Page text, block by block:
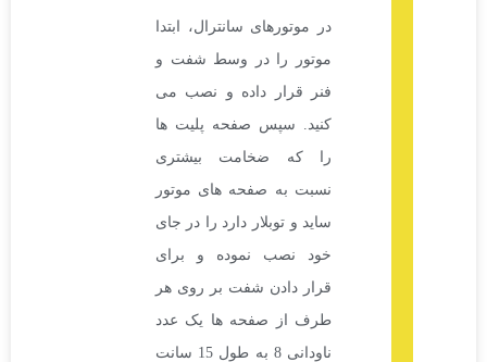
در موتورهای سانترال، ابتدا
موتور را در وسط شفت و
فنر قرار داده و نصب می
کنید. سپس صفحه پلیت ها
را که ضخامت بیشتری
نسبت به صفحه های موتور
ساید و توبلار دارد را در جای
خود نصب نموده و برای
قرار دادن شفت بر روی هر
طرف از صفحه ها یک عدد
ناودانی 8 به طول 15 سانت